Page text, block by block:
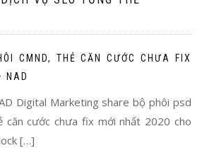
CMND, THẺ CĂN CƯỚC CHƯA FIX
NAD
Digital Marketing share bộ phôi psd
căn cước chưa fix mới nhất 2020 cho
[…]